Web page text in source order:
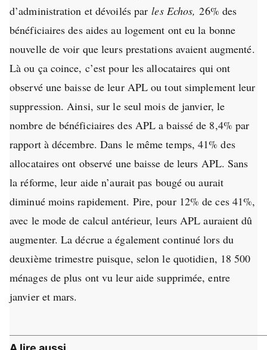
d’administration et dévoilés par les Echos, 26% des
bénéficiaires des aides au logement ont eu la bonne
nouvelle de voir que leurs prestations avaient augmenté.
Là ou ça coince, c’est pour les allocataires qui ont
observé une baisse de leur APL ou tout simplement leur
suppression. Ainsi, sur le seul mois de janvier, le
nombre de bénéficiaires des APL a baissé de 8,4% par
rapport à décembre. Dans le même temps, 41% des
allocataires ont observé une baisse de leurs APL. Sans
la réforme, leur aide n’aurait pas bougé ou aurait
diminué moins rapidement. Pire, pour 12% de ces 41%,
avec le mode de calcul antérieur, leurs APL auraient dû
augmenter. La décrue a également continué lors du
deuxième trimestre puisque, selon le quotidien, 18 500
ménages de plus ont vu leur aide supprimée, entre
janvier et mars.